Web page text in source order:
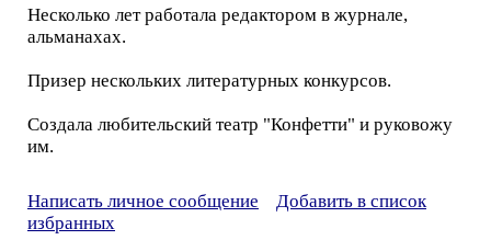
Несколько лет работала редактором в журнале,
альманахах.
Призер нескольких литературных конкурсов.
Создала любительский театр "Конфетти" и руковожу
им.
Написать личное сообщение
Добавить в список
избранных